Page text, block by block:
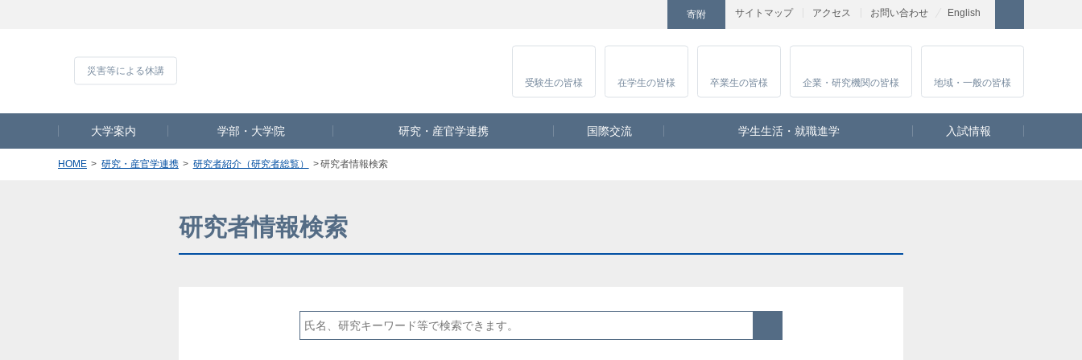
サイトマップ アクセス お問い合わせ
寄附 English
Instagram
受験生の皆様 在学生の皆様 卒業生の皆様 企業・研究機関の皆様 地域・一般の皆様
大学案内 学部・大学院 研究・産官学連携 国際交流 学生生活・就職進学 入試情報
HOME 研究・産官学連携 研究者紹介（研究者総覧） 研究者情報検索
研究者情報検索